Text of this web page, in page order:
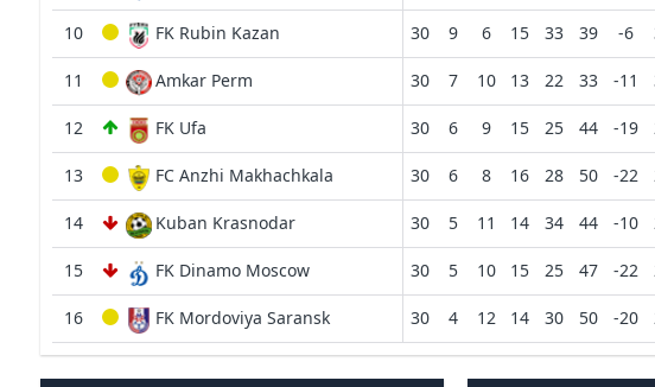
10 FK Rubin Kazan 30 9 6 15 33 39 -6
11 Amkar Perm 30 7 10 13 22 33 -11
12 FK Ufa 30 6 9 15 25 44 -19
13 FC Anzhi Makhachkala 30 6 8 16 28 50 -22
14 Kuban Krasnodar 30 5 11 14 34 44 -10
15 FK Dinamo Moscow 30 5 10 15 25 47 -22
16 FK Mordoviya Saransk 30 4 12 14 30 50 -20